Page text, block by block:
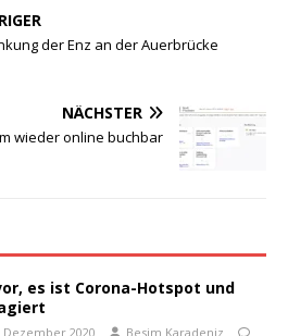
der Enz an der Auerbrücke
NÄCHSTER
wieder online buchbar
es ist Corona-Hotspot und
Dezember 2020 Besim Karadeniz